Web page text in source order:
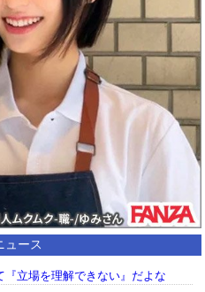
ュース
『立場を理解できない』だよな